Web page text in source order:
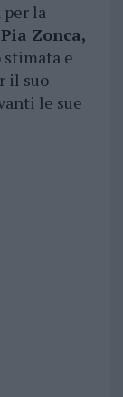
per la
Zonca,
stimata e
il suo
le sue